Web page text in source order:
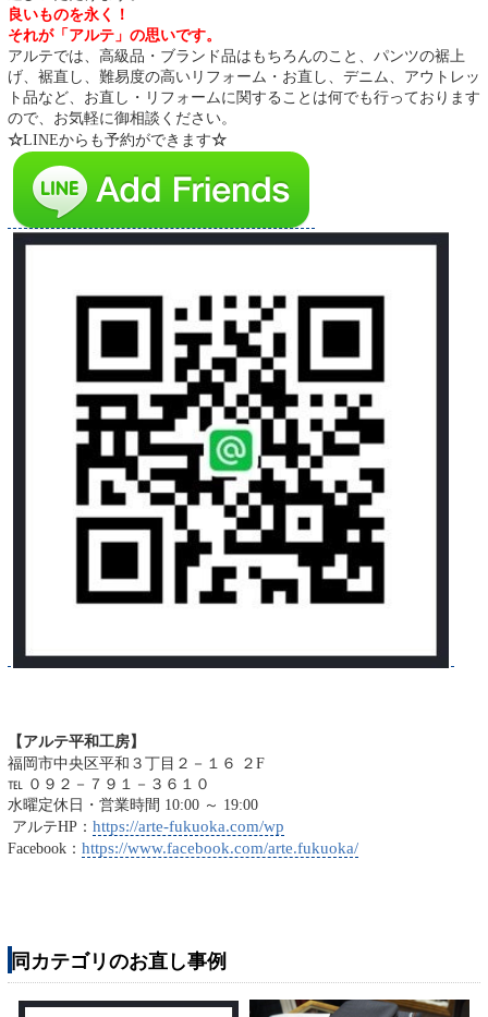
良いものを永く！
それが「アルテ」の思いです。
アルテでは、高級品・ブランド品はもちろんのこと、パンツの裾上
げ、裾直し、難易度の高いリフォーム・お直し、デニム、アウトレッ
ト品など、お直し・リフォームに関することは何でも行っております
ので、お気軽に御相談ください。
☆LINEからも予約ができます☆
【アルテ平和工房】
福岡市中央区平和３丁目２－１６ ２F
℡ ０９２－７９１－３６１０
水曜定休日・営業時間 10:00 ～ 19:00
アルテHP： https://arte-fukuoka.com/wp
Facebook： https://www.facebook.com/arte.fukuoka/
同カテゴリのお直し事例